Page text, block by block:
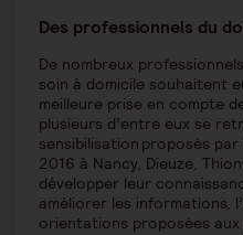
Des professionnels du
De nombreux
soin à domicile souhaitent
meilleure prise en compte
plusieurs d’entre eux se
sensibilisation proposés par
2016 à Nancy, Dieuze,
développer leur
améliorer les informations,
orientations proposées